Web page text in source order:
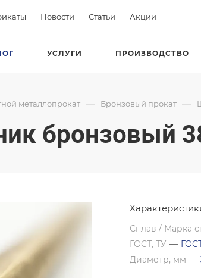
Новости Статьи Акции
УСЛУГИ ПРОИЗВОДСТВО
металлопрокат — Бронзовый прокат —
бронзовый
Сплав / Марка
ГОСТ, ТУ —
Диаметр, мм —